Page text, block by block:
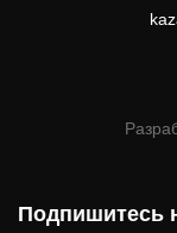
Подпишитесь